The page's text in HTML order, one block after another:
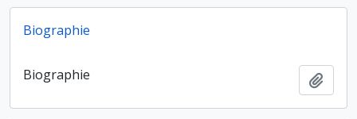
Biographie
Biographie